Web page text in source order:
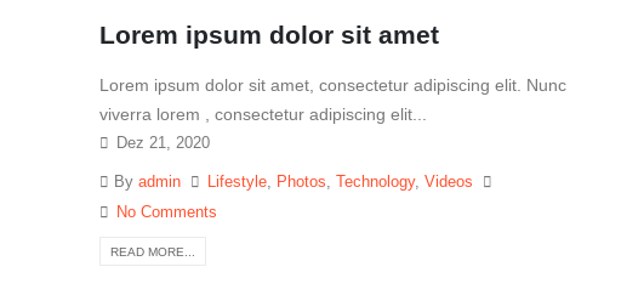
Lorem ipsum dolor sit amet
Lorem ipsum dolor sit amet, consectetur adipiscing elit. Nunc
viverra lorem , consectetur adipiscing elit...
Dez 21, 2020
By admin Lifestyle, Photos, Technology, Videos
No Comments
READ MORE...